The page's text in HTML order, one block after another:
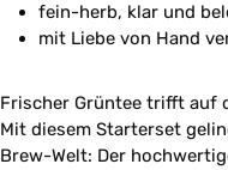
fein-herb, klar und
mit Liebe von Hand
Frischer Grüntee trifft auf
Mit diesem Starterset
Brew-Welt: Der